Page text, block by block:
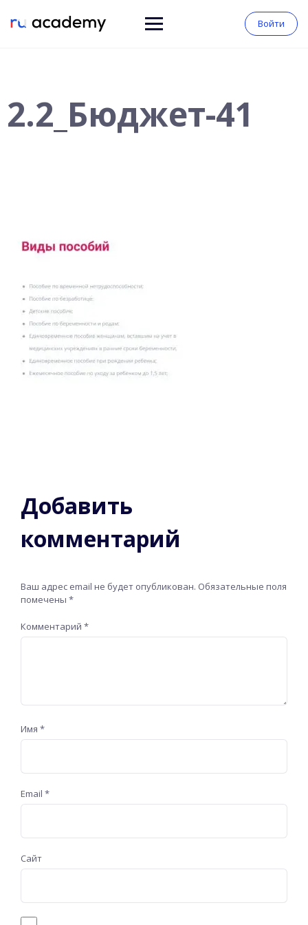
Войти
2.2_Бюджет-41
Добавить
комментарий
Ваш адрес email не будет опубликован. Обязательные поля
помечены *
Комментарий *
Имя *
Email *
Сайт